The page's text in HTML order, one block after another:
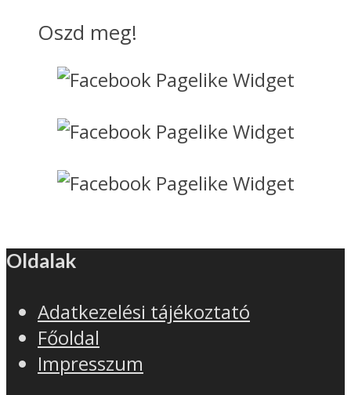
Oszd meg!
Oldalak
Adatkezelési tájékoztató
Főoldal
Impresszum